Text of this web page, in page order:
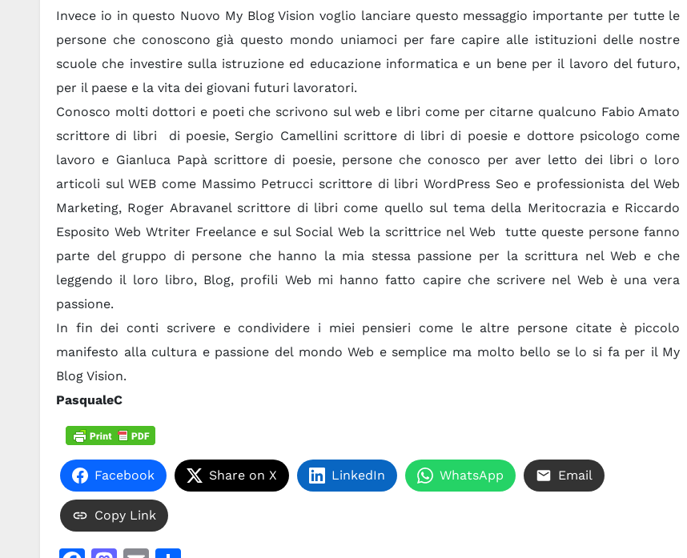
Invece io in questo Nuovo My Blog Vision voglio lanciare questo messaggio importante per tutte le
persone che conoscono già questo mondo uniamoci per fare capire alle istituzioni delle nostre
scuole che investire sulla istruzione ed educazione informatica e un bene per il lavoro del futuro,
per il paese e la vita dei giovani futuri lavoratori.
Conosco molti dottori e poeti che scrivono sul web e libri come per citarne qualcuno Fabio Amato
scrittore di libri di poesie, Sergio Camellini scrittore di libri di poesie e dottore psicologo come
lavoro e Gianluca Papà scrittore di poesie, persone che conosco per aver letto dei libri o loro
articoli sul WEB come Massimo Petrucci scrittore di libri WordPress Seo e professionista del Web
Marketing, Roger Abravanel scrittore di libri come quello sul tema della Meritocrazia e Riccardo
Esposito Web Wtriter Freelance e sul Social Web la scrittrice nel Web tutte queste persone fanno
parte del gruppo di persone che hanno la mia stessa passione per la scrittura nel Web e che
leggendo il loro libro, Blog, profili Web mi hanno fatto capire che scrivere nel Web è una vera
passione.
In fin dei conti scrivere e condividere i miei pensieri come le altre persone citate è piccolo
manifesto alla cultura e passione del mondo Web e semplice ma molto bello se lo si fa per il My
Blog Vision.
PasqualeC
Facebook Share on X LinkedIn WhatsApp Email
Copy Link